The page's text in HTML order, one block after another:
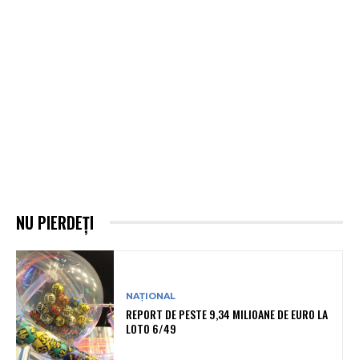
NU PIERDEȚI
NAȚIONAL
REPORT DE PESTE 9,34 MILIOANE DE EURO LA
LOTO 6/49